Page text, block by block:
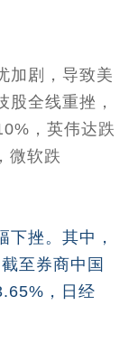
加剧，导致美
股全线重挫，
，英伟达跌
微软跌
下挫。其中，
至券商中国
，日经